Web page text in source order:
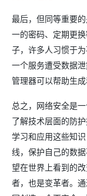
最后，但同等重要
一的密码、定期更
子，许多人习惯于
一个服务遭受数据
管理器可以帮助生
总之，网络安全是
了解技术层面的防
学习和应用这些知
线，保护自己的数
望在世界上看到的
者，也是变革者。